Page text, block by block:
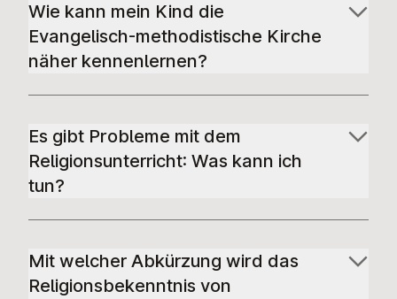
Wie kann mein Kind die
Evangelisch-methodistische Kirche
näher kennenlernen?
Es gibt Probleme mit dem
Religionsunterricht: Was kann ich
tun?
Mit welcher Abkürzung wird das
Religionsbekenntnis von